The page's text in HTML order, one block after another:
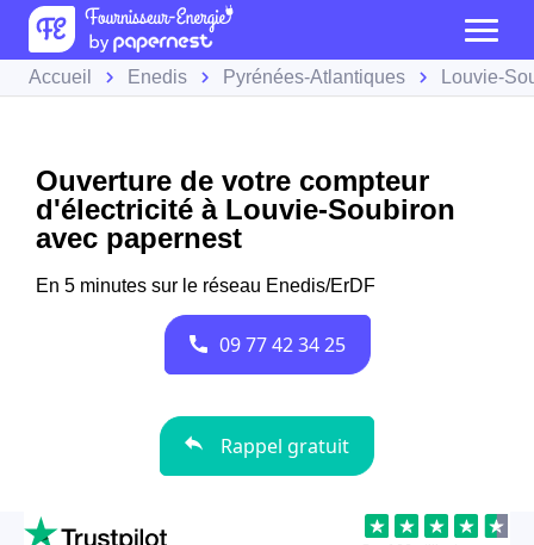
Accueil Enedis Pyrénées-Atlantiques Louvie-